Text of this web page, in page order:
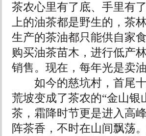
茶农心里有了底、手里有
上的油茶都是野生的，茶
生产的茶油都只能供自家
购买油茶苗木，进行低产
销售。现在，每年光是卖
如今的慈坑村，首尾十
荒坡变成了茶农的“金山
茶，霜降时节更是进入高
阵茶香，不时在山间飘荡